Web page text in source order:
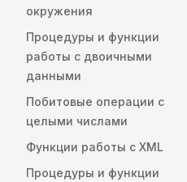
окружения
Процедуры и функции
работы с двоичными
данными
Побитовые операции с
целыми числами
Функции работы с XML
Процедуры и функции